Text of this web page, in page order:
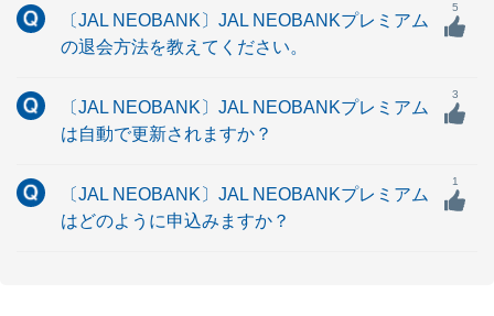
〔JAL NEOBANK〕JAL NEOBANKプレミアム
の退会方法を教えてください。
5
〔JAL NEOBANK〕JAL NEOBANKプレミアム
は自動で更新されますか？
3
〔JAL NEOBANK〕JAL NEOBANKプレミアム
はどのように申込みますか？
1